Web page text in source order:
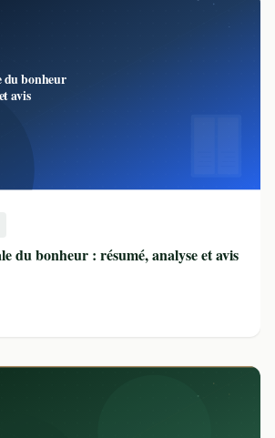
du bonheur : résumé, analyse et avis